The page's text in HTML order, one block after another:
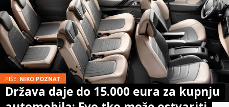
PIŠE: NIKO POZNAT
Država daje do 15.000 eura za kupnju